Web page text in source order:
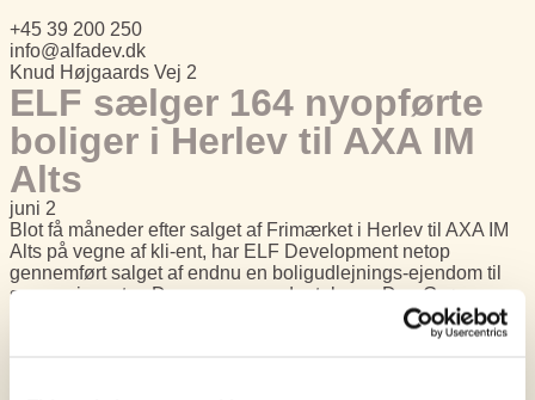
+45 39 200 250
info@alfadev.dk
Knud Højgaards Vej 2
ELF sælger 164 nyopførte
boliger i Herlev til AXA IM
Alts
juni 2
Blot få måneder efter salget af Frimærket i Herlev til AXA IM
Alts på vegne af kli-ent, har ELF Development netop
gennemført salget af endnu en boligudlejnings-ejendom til
samme investor. Denne gang er der tale om Den Grønne
Fatning, som udvikleren ligeledes selv har udviklet, opført og